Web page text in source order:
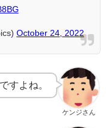
October 24, 2022
ケンジさん
すよね。